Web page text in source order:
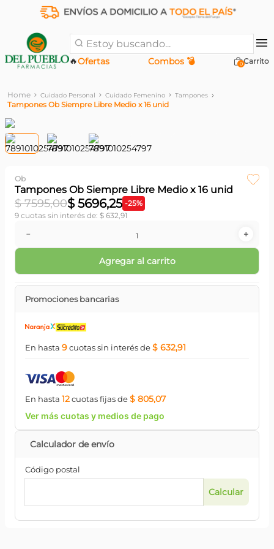
Estoy buscando...
Ofertas
🔥 Combos 💣 0
Cuidado Personal Cuidado Femenino Tampones
Tampones Ob Siempre Libre Medio x 16 unid
Ob
Tampones Ob Siempre Libre Medio x 16 unid
$ 7595,00$ 5696,25 -25%
9 cuotas sin interés de: $ 632,91
＋
－
Agregar al carrito
Promociones bancarias
En hasta 9cuotassin interésde$ 632,91
En hasta 12cuotasfijasde$ 805,07
Ver más cuotas y medios de pago
Código postal